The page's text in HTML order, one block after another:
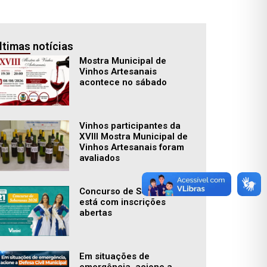
notícias
Mostra Municipal de
Vinhos Artesanais
acontece no sábado
Vinhos participantes da
XVIII Mostra Municipal de
Vinhos Artesanais foram
avaliados
Concurso de Soberanas
está com inscrições
abertas
Em situações de